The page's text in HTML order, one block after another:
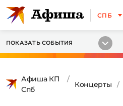
СПБ
ПОКАЗАТЬ СОБЫТИЯ
Афиша КП
Спб
Концерты